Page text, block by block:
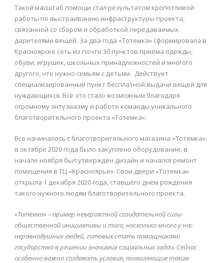
Такой масштаб помощи стал результатом кропотливой
работы по выстраиванию инфраструктуры проекта,
связанной со сбором и обработкой передаваемых
дарителями вещей. За два года «Тотемка» сформировала в
Красноярске сеть из почти 30 пунктов приёма одежды,
обуви, игрушек, школьных принадлежностей и многого
другого, что нужно семьям с детьми. Действует
специализированный пункт бесплатной выдачи вещей для
нуждающихся. Все это стало возможным благодаря
огромному энтузиазму и работе команды уникального
благотворительного проекта «Тотемка».
Все начиналось с благотворительного магазина «Тотемка»:
в октябре 2020 года было закуплено оборудование, в
начале ноября был утверждён дизайн и начался ремонт
помещения в ТЦ «Красноярье». Свои двери «Тотемка»
открыла 1 декабря 2020 года, ставшего днём рождения
такого нужного людям благотворительного проекта.
«Тотемка» – пример невероятной созидательной силы
общественной инициативы и того, насколько много у нас
неравнодушных людей, готовых стать помощниками
государства в решении значимых социальных задач. Сейчас
особенно важно создавать условия, позволяющие таким